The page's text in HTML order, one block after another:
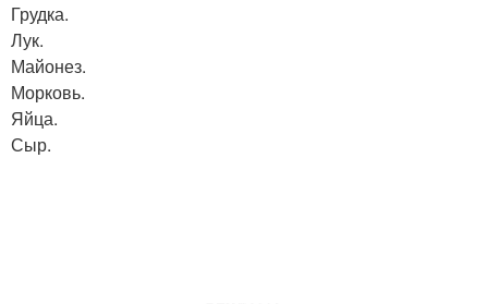
Грудка.
Лук.
Майонез.
Морковь.
Яйца.
Сыр.